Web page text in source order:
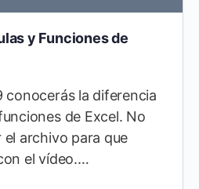
y Funciones de
conocerás la diferencia
de Excel. No
archivo para que
el vídeo.…